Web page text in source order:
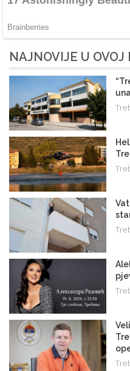
NAJNOVIJE U OVOJ